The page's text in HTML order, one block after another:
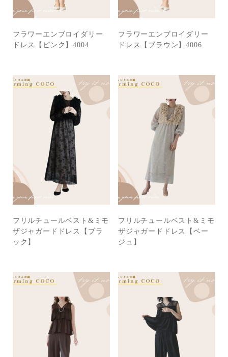
フラワーエンブロイダリー
ドレス【ピンク】4004
フラワーエンブロイダリー
ドレス【ブラウン】4006
フリルチュールベスト&ミモ
ザジャガードドレス【ブラ
ック】
フリルチュールベスト&ミモ
ザジャガードドレス【ベー
ジュ】